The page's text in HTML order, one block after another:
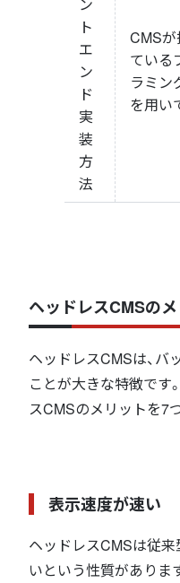
ト
エ
ン
ド
実
装
方
法
CMSが
ている
ラミン
を用い
ヘッドレスCMSの
ヘッドレスCMSは、バ
ことが大きな特徴です
スCMSのメリットを7
表示速度が速い
ヘッドレスCMSは従
いという性質がありま